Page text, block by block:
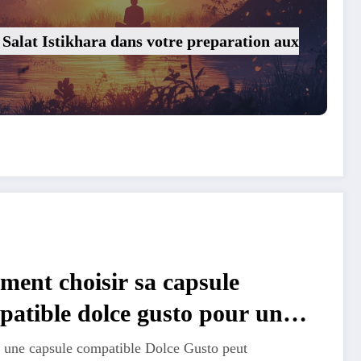
Istikhara dans votre preparation aux
choisir sa capsule
dolce gusto pour un
parfait ?
capsule compatible Dolce Gusto peut